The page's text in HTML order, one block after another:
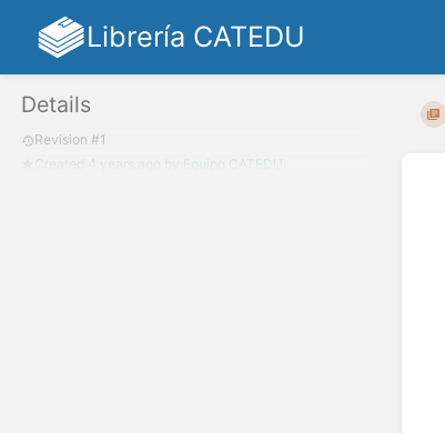
Librería CATEDU
Details
Revision #1
Equipo CATEDU